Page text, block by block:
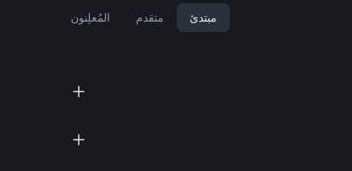
مبتدئ متقدم المُعلِنون